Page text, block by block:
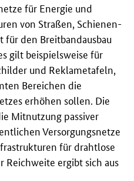
für Energie und
von Straßen, Schienen-
für den Breitbandausbau
gilt beispielsweise für
und Reklametafeln,
Bereichen die
erhöhen sollen. Die
Mitnutzung passiver
Versorgungsnetze
für drahtlose
Reichweite ergibt sich aus